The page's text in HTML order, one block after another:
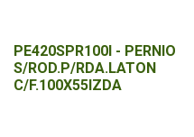
PE420SPR100I - PERNIO
S/ROD.P/RDA.LATON
C/F.100X55IZDA